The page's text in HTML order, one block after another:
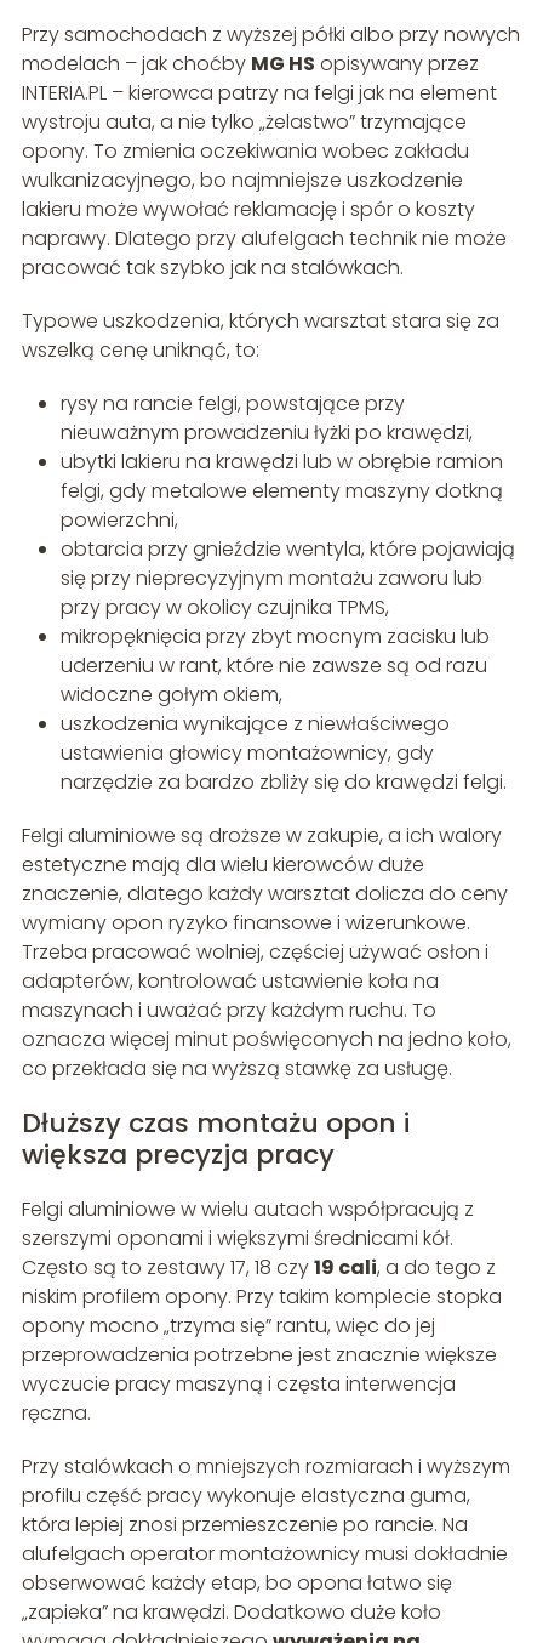
Przy samochodach z wyższej półki albo przy nowych
modelach – jak choćby MG HS opisywany przez
INTERIA.PL – kierowca patrzy na felgi jak na element
wystroju auta, a nie tylko „żelastwo” trzymające
opony. To zmienia oczekiwania wobec zakładu
wulkanizacyjnego, bo najmniejsze uszkodzenie
lakieru może wywołać reklamację i spór o koszty
naprawy. Dlatego przy alufelgach technik nie może
pracować tak szybko jak na stalówkach.
Typowe uszkodzenia, których warsztat stara się za
wszelką cenę uniknąć, to:
rysy na rancie felgi, powstające przy
nieuważnym prowadzeniu łyżki po krawędzi,
ubytki lakieru na krawędzi lub w obrębie ramion
felgi, gdy metalowe elementy maszyny dotkną
powierzchni,
obtarcia przy gnieździe wentyla, które pojawiają
się przy nieprecyzyjnym montażu zaworu lub
przy pracy w okolicy czujnika TPMS,
mikropęknięcia przy zbyt mocnym zacisku lub
uderzeniu w rant, które nie zawsze są od razu
widoczne gołym okiem,
uszkodzenia wynikające z niewłaściwego
ustawienia głowicy montażownicy, gdy
narzędzie za bardzo zbliży się do krawędzi felgi.
Felgi aluminiowe są droższe w zakupie, a ich walory
estetyczne mają dla wielu kierowców duże
znaczenie, dlatego każdy warsztat dolicza do ceny
wymiany opon ryzyko finansowe i wizerunkowe.
Trzeba pracować wolniej, częściej używać osłon i
adapterów, kontrolować ustawienie koła na
maszynach i uważać przy każdym ruchu. To
oznacza więcej minut poświęconych na jedno koło,
co przekłada się na wyższą stawkę za usługę.
Dłuższy czas montażu opon i
większa precyzja pracy
Felgi aluminiowe w wielu autach współpracują z
szerszymi oponami i większymi średnicami kół.
Często są to zestawy 17, 18 czy19 cali, a do tego z
niskim profilem opony. Przy takim komplecie stopka
opony mocno „trzyma się” rantu, więc do jej
przeprowadzenia potrzebne jest znacznie większe
wyczucie pracy maszyną i częsta interwencja
ręczna.
Przy stalówkach o mniejszych rozmiarach i wyższym
profilu część pracy wykonuje elastyczna guma,
która lepiej znosi przemieszczenie po rancie. Na
alufelgach operator montażownicy musi dokładnie
obserwować każdy etap, bo opona łatwo się
„zapieka” na krawędzi. Dodatkowo duże koło